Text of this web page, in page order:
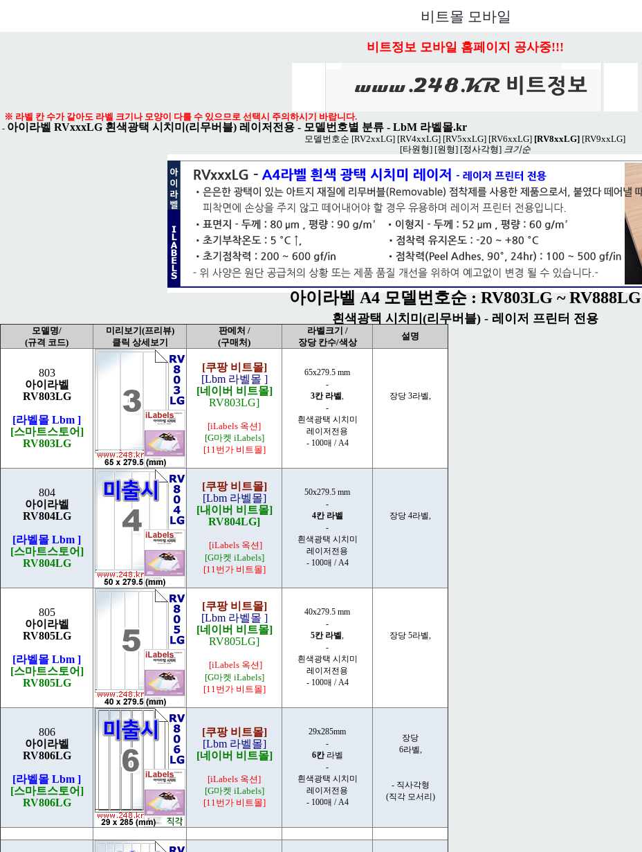
비트몰 모바일
비트정보 모바일 홈페이지 공사중!!!
※ 라벨 칸 수가 같아도 라벨 크기나 모양이 다를 수 있으므로 선택시 주의하시기 바랍니다.
- 아이라벨 RVxxxLG 흰색광택 시치미(리무버블) 레이저전용 - 모델번호별 분류 - LbM 라벨몰.kr
모델번호순 [RV2xxLG] [RV4xxLG] [RV5xxLG] [RV6xxLG] [RV8xxLG] [RV9xxLG]
[타원형] [원형] [정사각형] 크기순
아이라벨 A4 모델번호순 : RV803LG ~ RV888LG
흰색광택 시치미(리무버블) - 레이저 프린터 전용
모델명/
(규격 코드)
미리보기(프리뷰)
클릭 상세보기
판메처 /
(구매처)
라벨크기 /
장당 칸수/색상
설명
803
아이라벨
RV803LG
[라벨몰 Lbm ]
[스마트스토어]
RV803LG
[쿠팡 비트몰]
[Lbm 라벨몰 ]
[네이버 비트몰]
RV803LG]
[iLabels 옥션]
[G마켓 iLabels]
[11번가 비트몰]
65x279.5 mm
-
3칸 라벨,
-
흰색광택 시치미
레이저전용
- 100매 / A4
장당 3라벨,
804
아이라벨
RV804LG
[라벨몰 Lbm ]
[스마트스토어]
RV804LG
[쿠팡 비트몰]
[Lbm 라벨몰]
[내이버 비트몰]
RV804LG]
[iLabels 옥션]
[G마켓 iLabels]
[11번가 비트몰]
50x279.5 mm
-
4칸 라벨
-
흰색광택 시치미
레이저전용
- 100매 / A4
장당 4라벨,
805
아이라벨
RV805LG
[라벨몰 Lbm ]
[스마트스토어]
RV805LG
[쿠팡 비트몰]
[Lbm 라벨몰 ]
[네이버 비트몰]
RV805LG]
[iLabels 옥션]
[G마켓 iLabels]
[11번가 비트몰]
40x279.5 mm
-
5칸 라벨,
-
흰색광택 시치미
레이저전용
- 100매 / A4
장당 5라벨,
806
아이라벨
RV806LG
[라벨몰 Lbm ]
[스마트스토어]
RV806LG
[쿠팡 비트몰]
[Lbm 라벨몰]
[네이버 비트몰]
[iLabels 옥션]
[G마켓 iLabels]
[11번가 비트몰]
29x285mm
-
6칸라벨
-
흰색광택 시치미
레이저전용
- 100매 / A4
장당
6라벨,
- 직사각형
(직각 모서리)